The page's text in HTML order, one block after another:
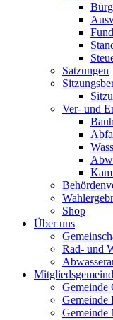
Satzungen
Ver- und
Shop
Über uns
Rad- und
Gemeinde
Gemeinde
Gemeinde